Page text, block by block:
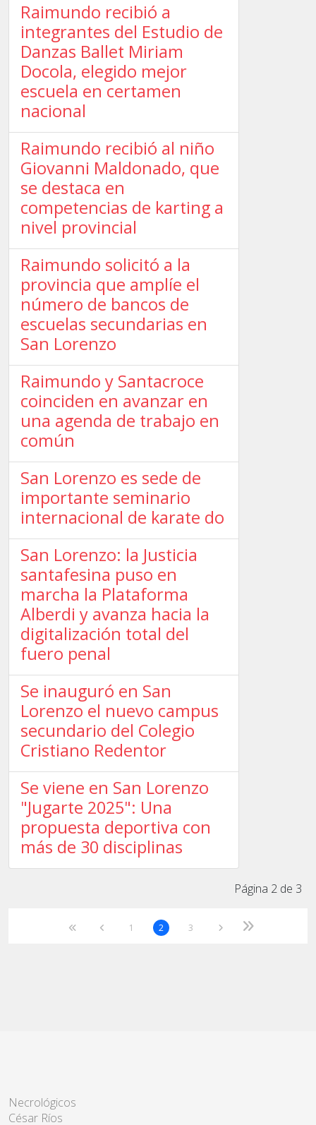
Raimundo recibió a
integrantes del Estudio de
Danzas Ballet Miriam
Docola, elegido mejor
escuela en certamen
nacional
Raimundo recibió al niño
Giovanni Maldonado, que
se destaca en
competencias de karting a
nivel provincial
Raimundo solicitó a la
provincia que amplíe el
número de bancos de
escuelas secundarias en
San Lorenzo
Raimundo y Santacroce
coinciden en avanzar en
una agenda de trabajo en
común
San Lorenzo es sede de
importante seminario
internacional de karate do
San Lorenzo: la Justicia
santafesina puso en
marcha la Plataforma
Alberdi y avanza hacia la
digitalización total del
fuero penal
Se inauguró en San
Lorenzo el nuevo campus
secundario del Colegio
Cristiano Redentor
Se viene en San Lorenzo
"Jugarte 2025": Una
propuesta deportiva con
más de 30 disciplinas
Página 2 de 3
1 2 3
Necrológicos
César Ríos